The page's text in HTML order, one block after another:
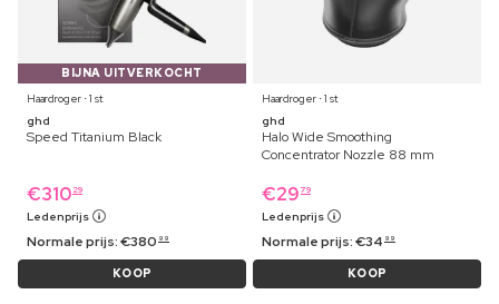
BIJNA UITVERKOCHT
Haardroger ⋅ 1 st
ghd
Speed Titanium Black
€310 29
Ledenprijs
Normale prijs:€380 99
KOOP
Haardroger ⋅ 1 st
ghd
Halo Wide Smoothing
Concentrator Nozzle 88 mm
€29 79
Ledenprijs
Normale prijs:€34 99
KOOP